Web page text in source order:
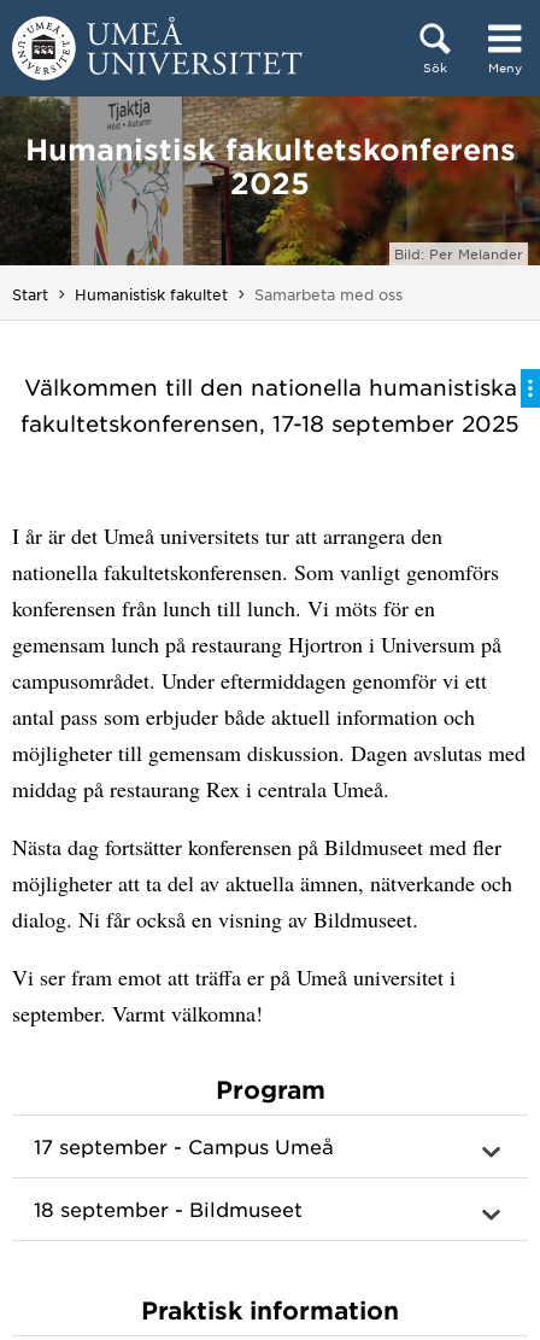
Hoppa direkt till innehållet
Sök Meny
Huvudmenyn dold.
Humanistisk fakultetskonferens
2025
Bild: Per Melander
Start Humanistisk fakultet Du är här:
Samarbeta med oss
Välkommen till den nationella humanistiska
fakultetskonferensen, 17-18 september 2025
I år är det Umeå universitets tur att arrangera den
nationella fakultetskonferensen. Som vanligt genomförs
konferensen från lunch till lunch. Vi möts för en
gemensam lunch på restaurang Hjortron i Universum på
campusområdet. Under eftermiddagen genomför vi ett
antal pass som erbjuder både aktuell information och
möjligheter till gemensam diskussion. Dagen avslutas med
middag på restaurang Rex i centrala Umeå.
Nästa dag fortsätter konferensen på Bildmuseet med fler
möjligheter att ta del av aktuella ämnen, nätverkande och
dialog. Ni får också en visning av Bildmuseet.
Vi ser fram emot att träffa er på Umeå universitet i
september. Varmt välkomna!
Program
17 september - Campus Umeå
18 september - Bildmuseet
Praktisk information